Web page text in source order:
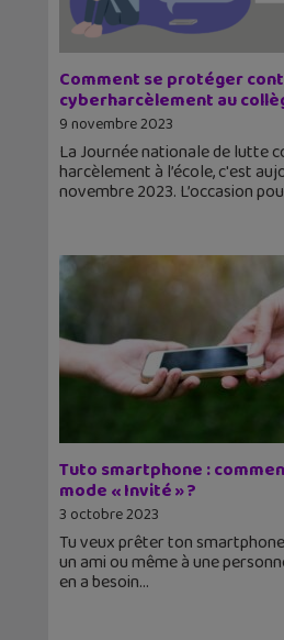
Comment se protéger
cyberharcèlement au
9 novembre 2023
La Journée nationale de lutte
harcèlement à l’école, c'est
novembre 2023. L’occasion
Tuto smartphone :
mode « Invité » ?
3 octobre 2023
Tu veux prêter ton
un ami ou même à une
en a besoin